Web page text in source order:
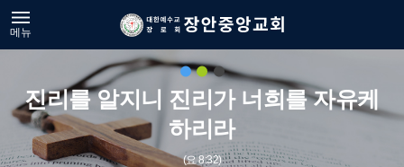
메뉴
진리를 알지니 진리가 너희를 자유케
하리라
(요 8:32)